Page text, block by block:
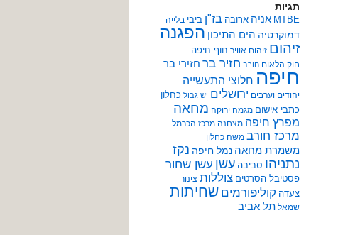
תגיות
MTBE אניה ארובה בז"ן ביבי בלייה
דמוקרטיה הים התיכון הפגנה
זיהום זיהום אוויר חוף חיפה
חוק הלאום חורב חזיר בר חזירי בר
חיפה חלוצי התעשייה
יהודים וערבים ירושלים יש גבול כחלון
כתבי אישום מגמה ירוקה מחאה
מפרץ חיפה מצחנה מרכז הכרמל
מרכז חורב משה כחלון
משמרת מחאה נמל חיפה נקז
נתניהו סביבה עשן עשן שחור
פסטיבל הסרטים צוללות צינור
צעדה קוליפורמים שחיתות
שמאל תל אביב